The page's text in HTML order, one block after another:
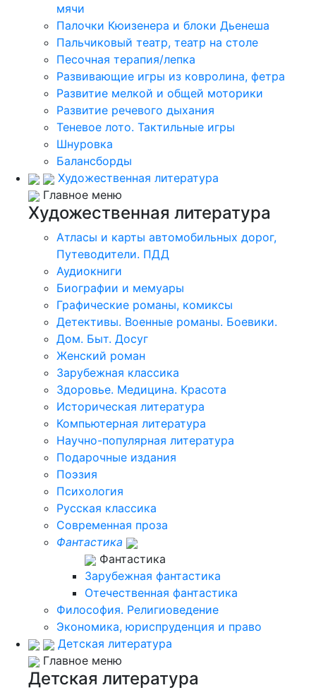
мячи
Палочки Кюизенера и блоки Дьенеша
Пальчиковый театр, театр на столе
Песочная терапия/лепка
Развивающие игры из ковролина, фетра
Развитие мелкой и общей моторики
Развитие речевого дыхания
Теневое лото. Тактильные игры
Шнуровка
Балансборды
Художественная литература
Главное меню
Художественная литература
Атласы и карты автомобильных дорог,
Путеводители. ПДД
Аудиокниги
Биографии и мемуары
Графические романы, комиксы
Детективы. Военные романы. Боевики.
Дом. Быт. Досуг
Женский роман
Зарубежная классика
Здоровье. Медицина. Красота
Историческая литература
Компьютерная литература
Научно-популярная литература
Подарочные издания
Поэзия
Психология
Русская классика
Современная проза
Фантастика
Фантастика
Зарубежная фантастика
Отечественная фантастика
Философия. Религиоведение
Экономика, юриспруденция и право
Детская литература
Главное меню
Детская литература